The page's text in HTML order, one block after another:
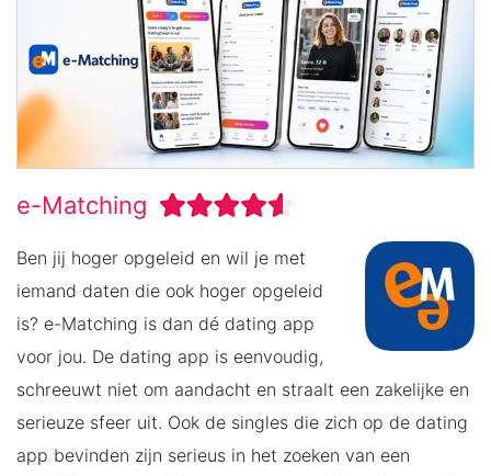
e-Matching
Ben jij hoger opgeleid en wil je met
iemand daten die ook hoger opgeleid
is? e-Matching is dan dé dating app
voor jou. De dating app is eenvoudig,
schreeuwt niet om aandacht en straalt een zakelijke en
serieuze sfeer uit. Ook de singles die zich op de dating
app bevinden zijn serieus in het zoeken van een